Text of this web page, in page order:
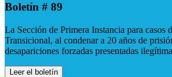
Boletín # 89
La Sección de Primera Instancia para
Transicional, al condenar a 20 años de
desapariciones forzadas presentadas
Leer el boletín